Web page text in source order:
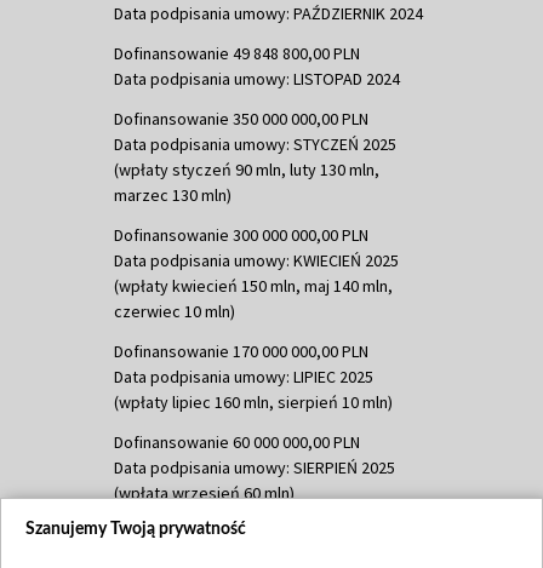
Data podpisania umowy: PAŹDZIERNIK 2024
Dofinansowanie 49 848 800,00 PLN
Data podpisania umowy: LISTOPAD 2024
Dofinansowanie 350 000 000,00 PLN
Data podpisania umowy: STYCZEŃ 2025
(wpłaty styczeń 90 mln, luty 130 mln,
marzec 130 mln)
Dofinansowanie 300 000 000,00 PLN
Data podpisania umowy: KWIECIEŃ 2025
(wpłaty kwiecień 150 mln, maj 140 mln,
czerwiec 10 mln)
Dofinansowanie 170 000 000,00 PLN
Data podpisania umowy: LIPIEC 2025
(wpłaty lipiec 160 mln, sierpień 10 mln)
Dofinansowanie 60 000 000,00 PLN
Data podpisania umowy: SIERPIEŃ 2025
(wpłata wrzesień 60 mln)
Dofinansowanie 635 783 051,21 PLN
Szanujemy Twoją prywatność